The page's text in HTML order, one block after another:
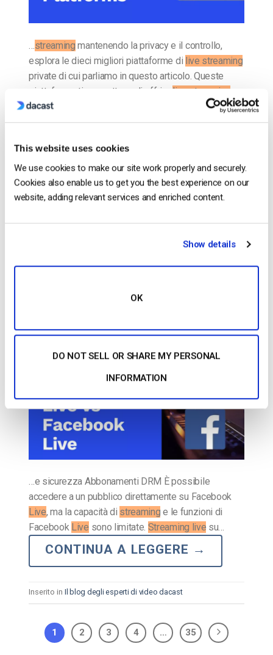
This website uses cookies
We use cookies to make our site work properly and securely.
Cookies also enable us to get you the best experience on our
website, adding relevant services and enriched content.
Show details
OK
DO NOT SELL OR SHARE MY PERSONAL
INFORMATION
…streaming mantenendo la privacy e il controllo,
esplora le dieci migliori piattaforme di live streaming
private di cui parliamo in questo articolo. Queste
piattaforme ti permettono di offrirelive streaming…
CONTINUA A LEGGERE
Live e tra le migliori piattaforme video
…e sicurezza Abbonamenti DRM È possibile
accedere a un pubblico direttamente su Facebook
Live, ma la capacità di streaming e le funzioni di
Facebook Live sono limitate. Streaming live su…
CONTINUA A LEGGERE →
Inserito in Il blog degli esperti di video dacast
1 2 3 4 … 35